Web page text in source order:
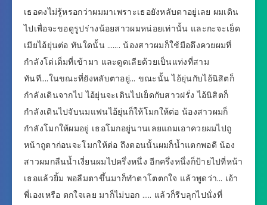
เธอคงไม่รู้หรอกว่าผมมาเพราะเธอยังหลับตาอยู่เลย ผมเดิน
ไปเพื่อจะขอดูรูปร่างน้อยสาวผมหน่อยเท่านั้น และกะจะเย็ด
เมียไอ้ยุ่นต่อ ทันใดนั้น ……. น้องสาวผมก็ใช้มือดึงควยผมที่
กำลังโด่เต็มที่เข้ามา และดูดเลียด้วยเป็นแท่งที่สาม
ทันที….ในขณะที่ยังหลับตาอยู่… ขณะนั้น ไอ้ยุ่นกับไอ้นิสิตก็
กำลังเดินจากไป ไอ้ยุ่นจะเดินไปเย็ดกับสาวฝรั่ง ไอ้นิสิตก็
กำลังเดินไปจับนมแฟนไอ้ยุ่นก็ให้โมกให้ต่อ น้องสาวผมก็
กำลังโมกให้ผมอยู่ เธอโมกอยู่นานเลยแถมเอาควยผมไปถู
หน้าถูตาก่อนจะโมกให้ต่อ ถึงตอนนั้นผมก็น้ำแตกพอดี น้อง
สาวผมกลืนน้ำเงี่ยนผมไปครึ่งหนึ่ง อีกครึ่งหนึ่งก็ป้ายไปที่หน้า
เธอแล้วยิ้ม พอลืมตาขึ้นมาก็ทำตาโตตกใจ แล้วพูดว่า… เอ้า
พี่เองเหรือ ตกใจเลย มาก็ไม่บอก ….. แล้วก็รีบลุกไปนั่งที่